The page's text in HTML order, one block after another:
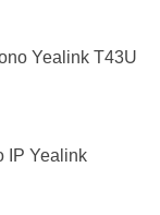
Yealink T43U
IP Yealink